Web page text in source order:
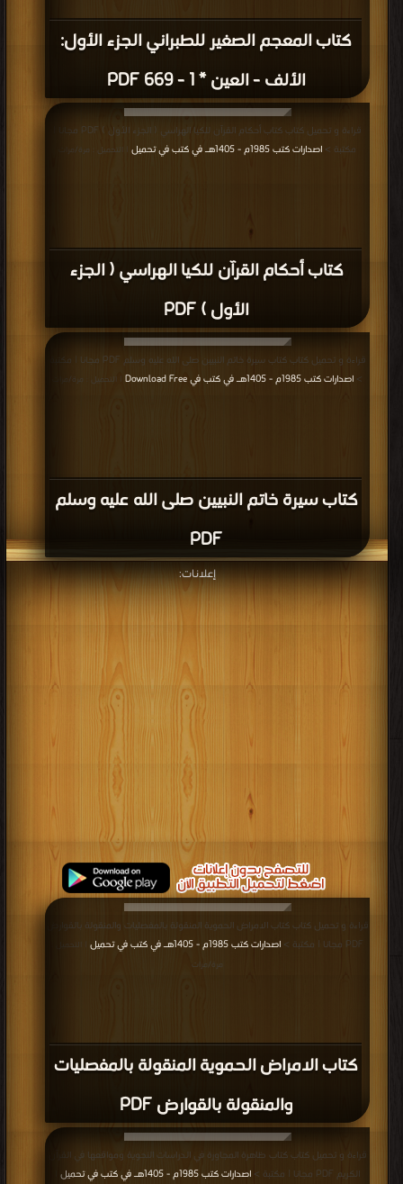
كتاب المعجم الصغير للطبراني الجزء الأول:
الألف - العين * 1 - 669 PDF
كتاب أحكام القرآن للكيا الهراسي ( الجزء
الأول ) PDF
قراءة و تحميل كتاب كتاب أحكام القرآن للكيا الهراسي ( الجزء الأول ) PDF مجانا |
مكتبة > اصدارات كتب 1985م - 1405هـ في كتب في تحميل | التحميل : مرة/مرات
كتاب سيرة خاتم النبيين صلى الله عليه وسلم
PDF
قراءة و تحميل كتاب كتاب سيرة خاتم النبيين صلى الله عليه وسلم PDF مجانا | مكتبة
> اصدارات كتب 1985م - 1405هـ في كتب في Download Free | التحميل : مرة/مرات
إعلانات:
كتاب الامراض الحموية المنقولة بالمفصليات
والمنقولة بالقوارض PDF
قراءة و تحميل كتاب كتاب الامراض الحموية المنقولة بالمفصليات والمنقولة بالقوارض
PDF مجانا | مكتبة >
اصدارات كتب 1985م - 1405هـ في كتب في تحميل
| التحميل :
مرة/مرات
قراءة و تحميل كتاب كتاب ظاهرة المجاورة في الدراسات النحوية ومواقعها في القرآن
الكريم PDF مجانا | مكتبة >
اصدارات كتب 1985م - 1405هـ في كتب في تحميل